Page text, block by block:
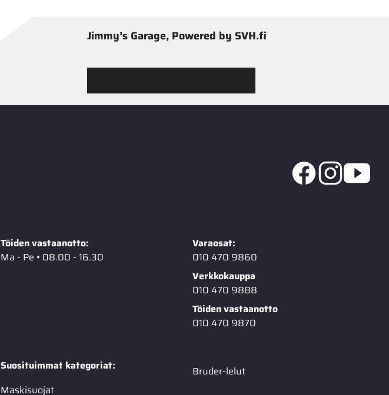
Jimmy’s Garage, Powered by SVH.fi
Töiden vastaanotto:
Ma - Pe • 08.00 - 16.30
Varaosat:
010 470 9860
Verkkokauppa
010 470 9888
Töiden vastaanotto
010 470 9870
Suosituimmat kategoriat:
Maskisuojat
Bruder-lelut